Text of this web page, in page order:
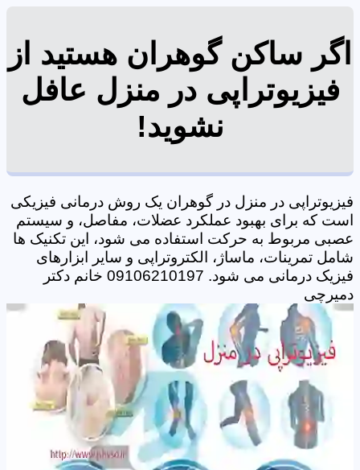
اگر ساکن گوهران هستید از
فیزیوتراپی در منزل عافل
نشوید!
فیزیوتراپی در منزل در گوهران یک روش درمانی فیزیکی
است که برای بهبود عملکرد عضلات، مفاصل، و سیستم
عصبی مربوط به حرکت استفاده می شود، این تکنیک ها
شامل تمرینات، ماساژ، الکتروتراپی و سایر ابزارهای
فیزیک درمانی می شود. 09106210197 خانم دکتر
دمیرچی